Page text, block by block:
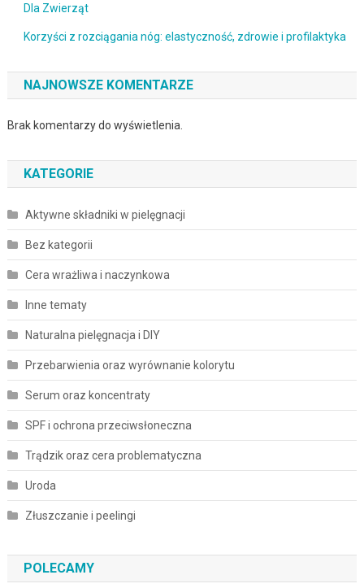
Dla Zwierząt
Korzyści z rozciągania nóg: elastyczność, zdrowie i profilaktyka
NAJNOWSZE KOMENTARZE
Brak komentarzy do wyświetlenia.
KATEGORIE
Aktywne składniki w pielęgnacji
Bez kategorii
Cera wrażliwa i naczynkowa
Inne tematy
Naturalna pielęgnacja i DIY
Przebarwienia oraz wyrównanie kolorytu
Serum oraz koncentraty
SPF i ochrona przeciwsłoneczna
Trądzik oraz cera problematyczna
Uroda
Złuszczanie i peelingi
POLECAMY